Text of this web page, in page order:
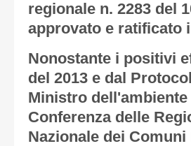
regionale n. 2283 del
approvato e ratificato
Nonostante i positivi
del 2013 e dal
Ministro
Conferenza delle
Nazionale dei